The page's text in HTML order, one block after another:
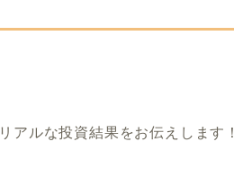
アルな投資結果をお伝えします！